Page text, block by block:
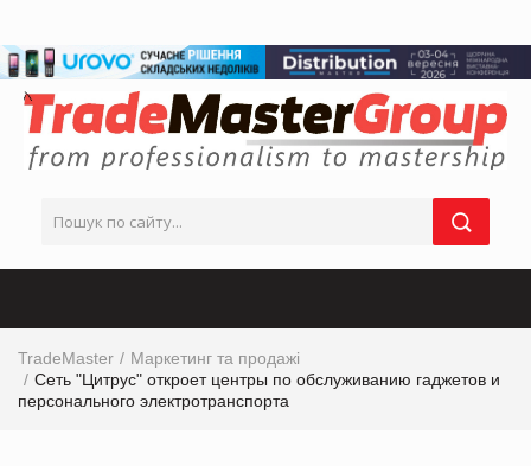
TradeMaster
Маркетинг та продажі
Сеть "Цитрус" откроет центры по обслуживанию гаджетов и
персонального электротранспорта